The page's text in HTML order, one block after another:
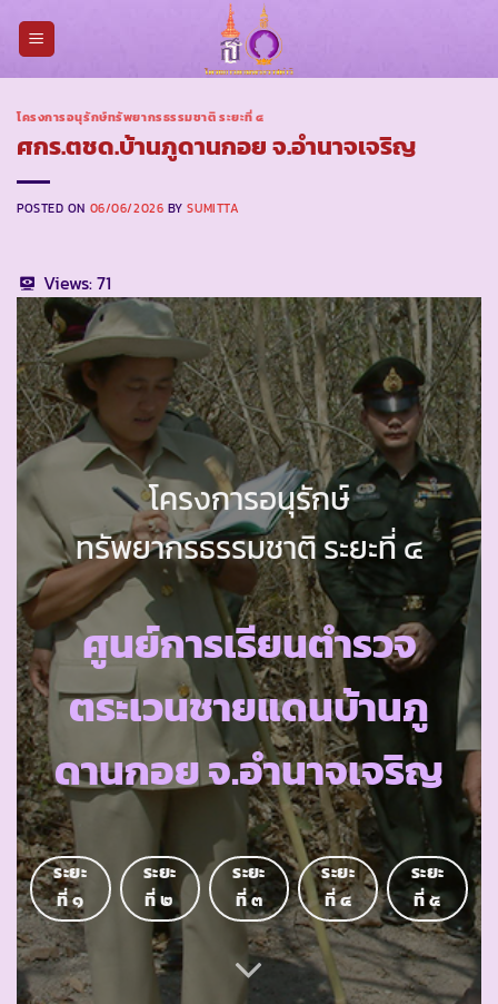
โครงการอนุรักษ์ทรัพยากรธรรมชาติ ระยะที่ ๔
ศกร.ตชด.บ้านภูดานกอย จ.อำนาจเจริญ
POSTED ON 06/06/2026 BYSUMITTA
Views:71
โครงการอนุรักษ์
ทรัพยากรธรรมชาติ ระยะที่ ๔
ศูนย์การเรียนตำรวจ
ตระเวนชายแดนบ้านภู
ดานกอย จ.อำนาจเจริญ
ระยะ
ที่ ๑
ระยะ
ที่ ๒
ระยะ
ที่ ๓
ระยะ
ที่ ๔
ระยะ
ที่ ๕